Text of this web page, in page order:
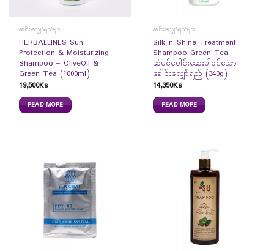
ခေါင်းလျှော်ရည်များ
HERBALLINES Sun
Protection & Moisturizing
Shampoo – OliveOil &
Green Tea (1000ml)
19,500Ks
READ MORE
ခေါင်းလျှော်ရည်များ
Silk-n-Shine Treatment
Shampoo Green Tea –
ဆံပင်ပေါင်းဆေးပါဝင်သော
ခေါင်းလျှော်ရည် (340g)
14,350Ks
READ MORE